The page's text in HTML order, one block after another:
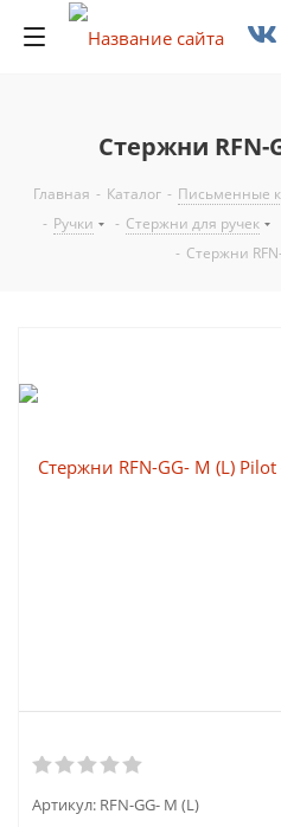
Стержни RFN-
Главная - Каталог - Письменные
- Ручки - Стержни для ручек
- Стержни
Артикул: RFN-GG- M (L)